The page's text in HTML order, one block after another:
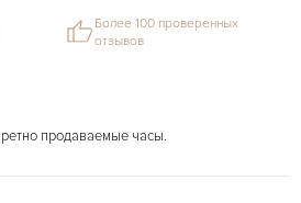
продаваемые часы.
Более 100 проверенных
отзывов